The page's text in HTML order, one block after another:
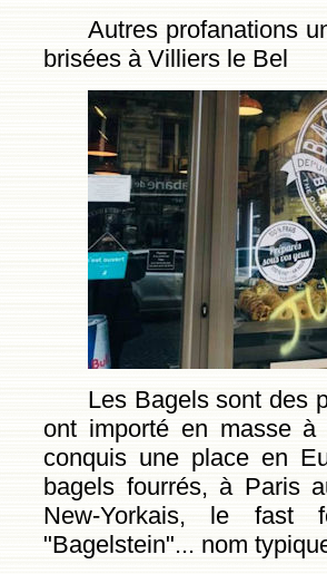
Autres profanations
brisées à Villiers le Bel
Les Bagels sont des
ont importé en masse
conquis une place en
bagels fourrés, à Paris
New-Yorkais, le fast
"Bagelstein"... nom